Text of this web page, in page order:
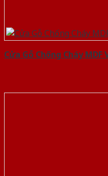
Cửa Gỗ Chống Cháy MDF